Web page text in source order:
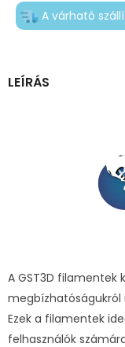
A várható
LEÍRÁS
A GST3D filamentek
Ezek a filamentek
felhasználók